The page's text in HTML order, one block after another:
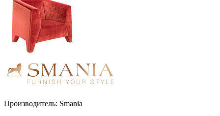
Производитель: Smania